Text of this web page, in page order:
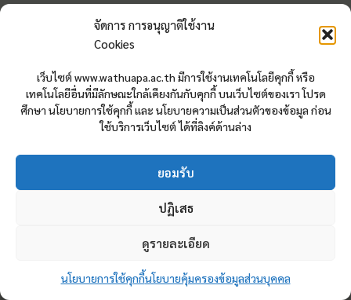
จัดการ การอนุญาติใช้งาน
Cookies
เว็บไซต์ www.wathuapa.ac.th มีการใช้งานเทคโนโลยีคุกกี้ หรือ
เทคโนโลยีอื่นที่มีลักษณะใกล้เคียงกันกับคุกกี้ บนเว็บไซต์ของเรา โปรด
ศึกษา นโยบายการใช้คุกกี้ และ นโยบายความเป็นส่วนตัวของข้อมูล ก่อน
ใช้บริการเว็บไซต์ ได้ที่ลิงค์ด้านล่าง
ยอมรับ
ปฏิเสธ
ดูรายละเอียด
นโยบายการใช้คุกกี้นโยบายคุ้มครองข้อมูลส่วนบุคคล